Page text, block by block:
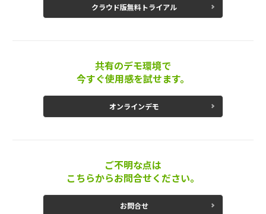
クラウド版無料トライアル
共有のデモ環境で
今すぐ使用感を試せます。
オンラインデモ
ご不明な点は
こちらからお問合せください。
お問合せ